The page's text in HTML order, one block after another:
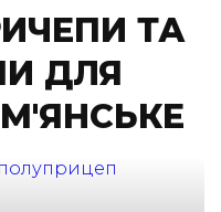
ТА
ДЛЯ